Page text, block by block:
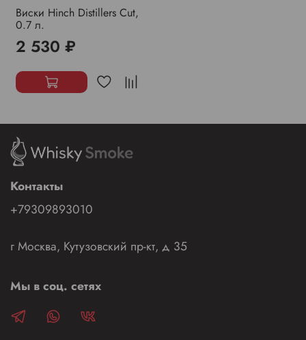
Виски Hinch Distillers Cut,
0.7 л.
2 530 ₽
Контакты
+79309893010
г Москва, Кутузовский пр-кт, д 35
Мы в соц. сетях